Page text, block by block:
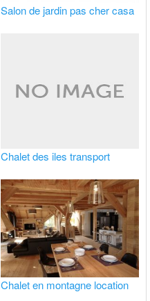
Salon de jardin pas cher casa
Chalet des iles transport
Chalet en montagne location